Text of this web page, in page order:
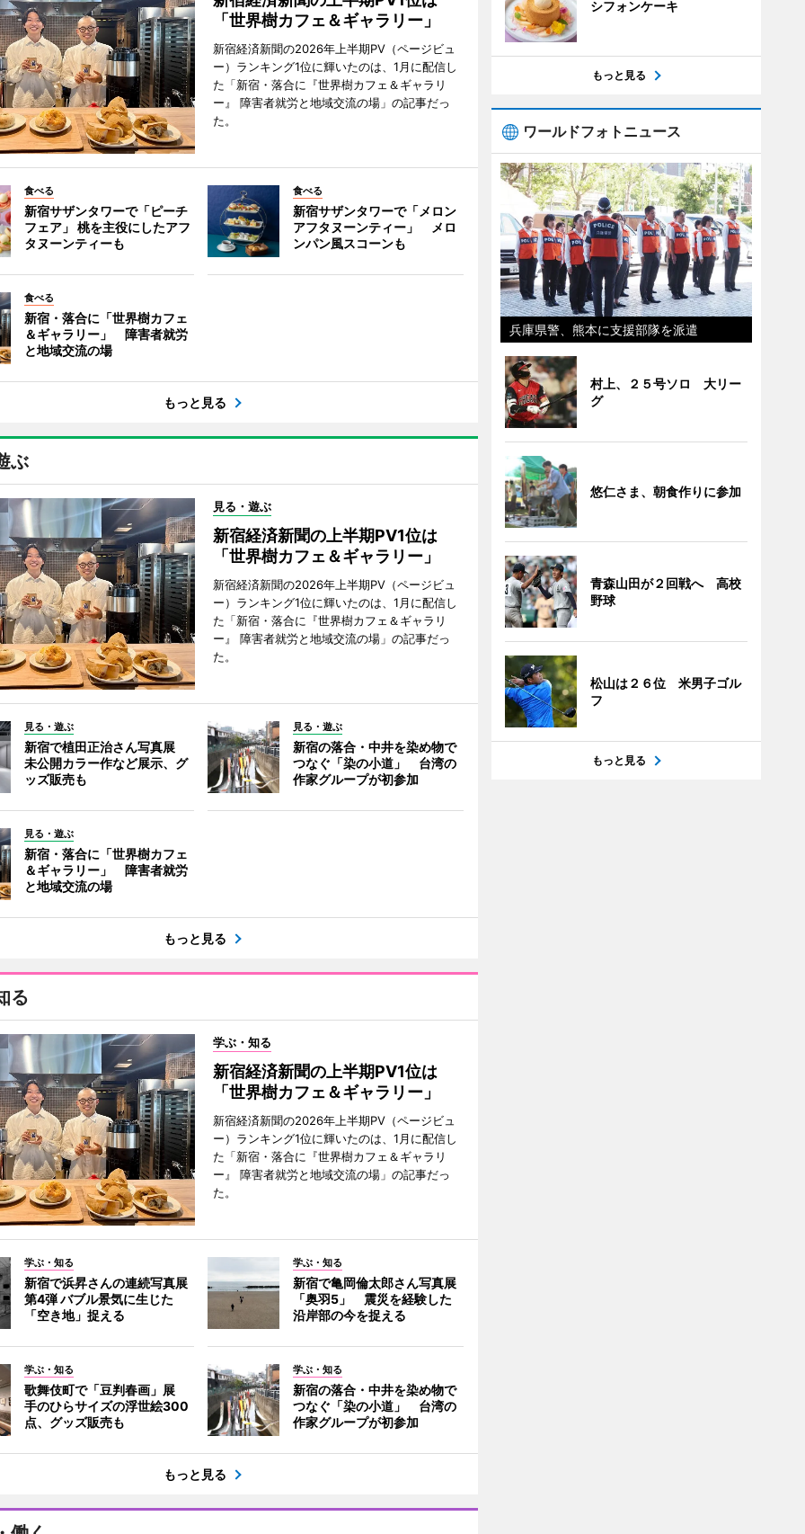
「世界樹カフェ＆ギャラリー」
新宿経済新聞の2026年上半期PV（ページビュ
ー）ランキング1位に輝いたのは、1月に配信し
た「新宿・落合に『世界樹カフェ＆ギャラリ
ー』 障害者就労と地域交流の場」の記事だっ
た。
食べる
新宿サザンタワーで「ピーチ
フェア」 桃を主役にしたアフ
タヌーンティーも
食べる
新宿サザンタワーで「メロン
アフタヌーンティー」 メロ
ンパン風スコーンも
食べる
新宿・落合に「世界樹カフェ
＆ギャラリー」 障害者就労
と地域交流の場
もっと見る
ぶ
見る・遊ぶ
新宿経済新聞の上半期PV1位は
「世界樹カフェ＆ギャラリー」
新宿経済新聞の2026年上半期PV（ページビュ
ー）ランキング1位に輝いたのは、1月に配信し
た「新宿・落合に『世界樹カフェ＆ギャラリ
ー』 障害者就労と地域交流の場」の記事だっ
た。
見る・遊ぶ
新宿で植田正治さん写真展
未公開カラー作など展示、グ
ッズ販売も
見る・遊ぶ
新宿の落合・中井を染め物で
つなぐ「染の小道」 台湾の
作家グループが初参加
見る・遊ぶ
新宿・落合に「世界樹カフェ
＆ギャラリー」 障害者就労
と地域交流の場
もっと見る
る
学ぶ・知る
新宿経済新聞の上半期PV1位は
「世界樹カフェ＆ギャラリー」
新宿経済新聞の2026年上半期PV（ページビュ
ー）ランキング1位に輝いたのは、1月に配信し
た「新宿・落合に『世界樹カフェ＆ギャラリ
ー』 障害者就労と地域交流の場」の記事だっ
た。
学ぶ・知る
新宿で浜昇さんの連続写真展
第4弾 バブル景気に生じた
「空き地」捉える
学ぶ・知る
新宿で亀岡倫太郎さん写真展
「奥羽5」 震災を経験した
沿岸部の今を捉える
学ぶ・知る
歌舞伎町で「豆判春画」展
手のひらサイズの浮世絵300
点、グッズ販売も
学ぶ・知る
新宿の落合・中井を染め物で
つなぐ「染の小道」 台湾の
作家グループが初参加
もっと見る
シフォンケーキ
もっと見る
ワールドフォトニュース
兵庫県警、熊本に支援部隊を派遣
村上、２５号ソロ 大リー
グ
悠仁さま、朝食作りに参加
青森山田が２回戦へ 高校
野球
松山は２６位 米男子ゴル
フ
もっと見る